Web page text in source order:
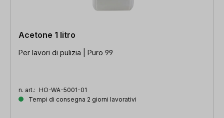
Acetone 1 litro
Per lavori di pulizia | Puro 99
n. art.: HO-WA-5001-01
Tempi di consegna 2 giorni lavorativi